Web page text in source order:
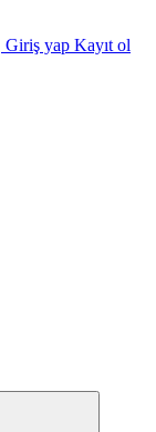
Giriş yap Kayıt ol